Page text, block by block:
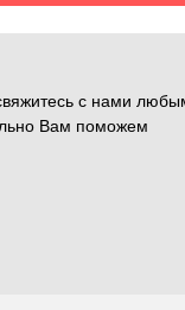
с нами
Вам поможем